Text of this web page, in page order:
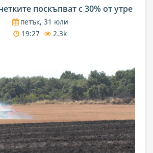
поскъпват с 30% от утре
петък, 31 юли
19:27
2.3k